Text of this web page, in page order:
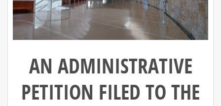
AN ADMINISTRATIVE
PETITION FILED TO THE